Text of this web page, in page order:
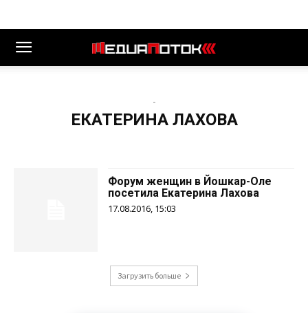
-
ЕКАТЕРИНА ЛАХОВА
Форум женщин в Йошкар-Оле
посетила Екатерина Лахова
17.08.2016, 15:03
Загрузить больше